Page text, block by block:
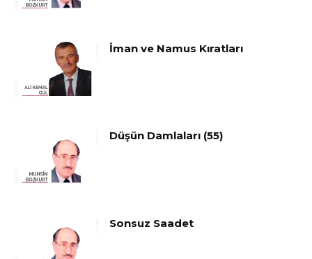
İman ve Namus Kıratları
Düşün Damlaları (55)
Sonsuz Saadet